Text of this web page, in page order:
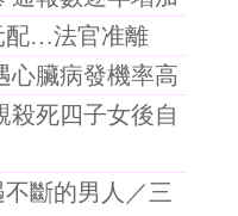
配…法官准離
心臟病發機率高
殺死四子女後自
斷的男人／三